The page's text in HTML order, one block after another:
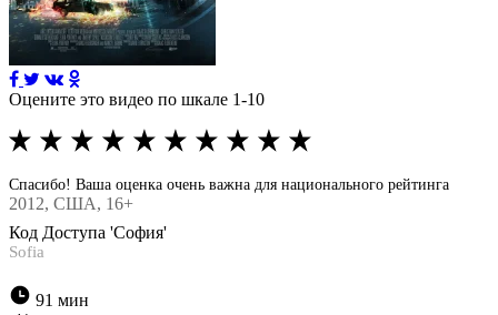
Оцените это видео по шкале 1-10
Спасибо! Ваша оценка очень важна для национального рейтинга
2012, США, 16+
Код Доступа 'София'
Sofia
91 мин